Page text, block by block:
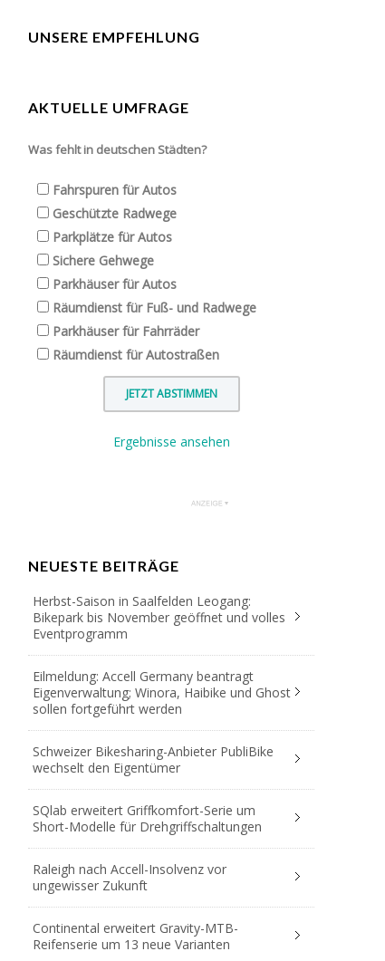
UNSERE EMPFEHLUNG
AKTUELLE UMFRAGE
Was fehlt in deutschen Städten?
Fahrspuren für Autos
Geschützte Radwege
Parkplätze für Autos
Sichere Gehwege
Parkhäuser für Autos
Räumdienst für Fuß- und Radwege
Parkhäuser für Fahrräder
Räumdienst für Autostraßen
Ergebnisse ansehen
NEUESTE BEITRÄGE
Herbst-Saison in Saalfelden Leogang:
Bikepark bis November geöffnet und volles
Eventprogramm
Eilmeldung: Accell Germany beantragt
Eigenverwaltung; Winora, Haibike und Ghost
sollen fortgeführt werden
Schweizer Bikesharing-Anbieter PubliBike
wechselt den Eigentümer
SQlab erweitert Griffkomfort-Serie um
Short-Modelle für Drehgriffschaltungen
Raleigh nach Accell-Insolvenz vor
ungewisser Zukunft
Continental erweitert Gravity-MTB-
Reifenserie um 13 neue Varianten